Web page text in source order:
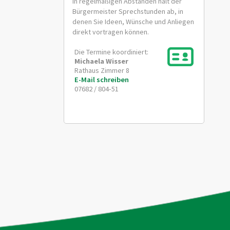
Bürgermeister Sprechstunden ab, in
denen Sie Ideen, Wünsche und Anliegen
direkt vortragen können.
Die Termine koordiniert:
Michaela Wisser
Rathaus Zimmer 8
E-Mail schreiben
07682 / 804-51